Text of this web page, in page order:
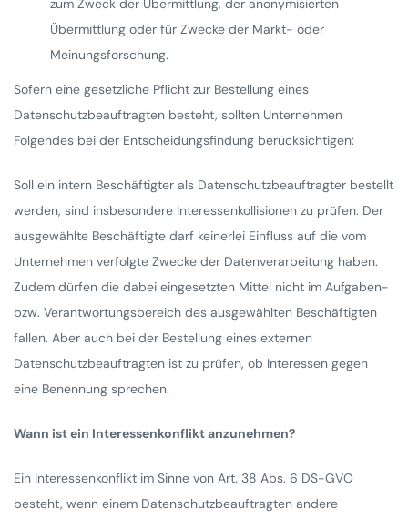
Übermittlung oder für Zwecke der Markt- oder
Meinungsforschung.
Sofern eine gesetzliche Pflicht zur Bestellung eines
Datenschutzbeauftragten besteht, sollten Unternehmen
Folgendes bei der Entscheidungsfindung berücksichtigen:
Soll ein intern Beschäftigter als Datenschutzbeauftragter bestellt
werden, sind insbesondere Interessenkollisionen zu prüfen. Der
ausgewählte Beschäftigte darf keinerlei Einfluss auf die vom
Unternehmen verfolgte Zwecke der Datenverarbeitung haben.
Zudem dürfen die dabei eingesetzten Mittel nicht im Aufgaben-
bzw. Verantwortungsbereich des ausgewählten Beschäftigten
fallen. Aber auch bei der Bestellung eines externen
Datenschutzbeauftragten ist zu prüfen, ob Interessen gegen
eine Benennung sprechen.
Wann ist ein Interessenkonflikt anzunehmen?
Ein Interessenkonflikt im Sinne von Art. 38 Abs. 6 DS-GVO
besteht, wenn einem Datenschutzbeauftragten andere